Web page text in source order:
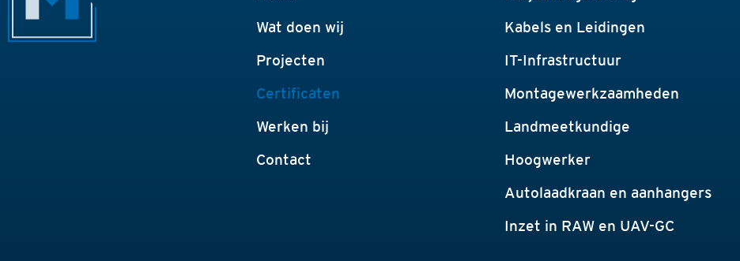
Wat doen wij
Projecten
Certificaten
Werken bij
Contact
Kabels en Leidingen
IT-Infrastructuur
Montagewerkzaamheden
Landmeetkundige
Hoogwerker
Autolaadkraan en aanhangers
Inzet in RAW en UAV-GC